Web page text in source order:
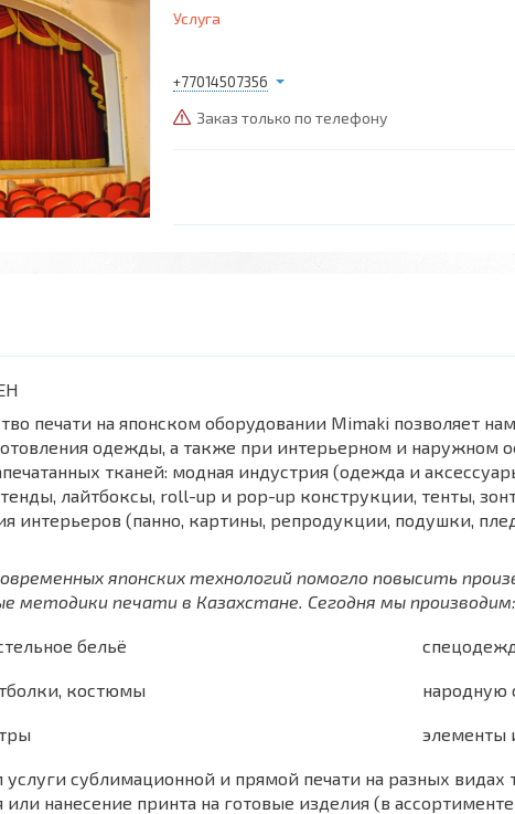
Услуга
+77014507356
Заказ только по телефону
печати на японском оборудовании Mimaki позволяет
одежды, а также при интерьерном и наружном
тканей: модная индустрия (одежда и
лайтбоксы, roll-up и pop-up конструкции, тенты,
интерьеров (панно, картины, репродукции, подушки,
японских технологий помогло повысить
методики печати в Казахстане. Сегодня мы производим:
бельё
костюмы народную
элементы
сублимационной и прямой печати на разных видах
или нанесение принта на готовые изделия (в